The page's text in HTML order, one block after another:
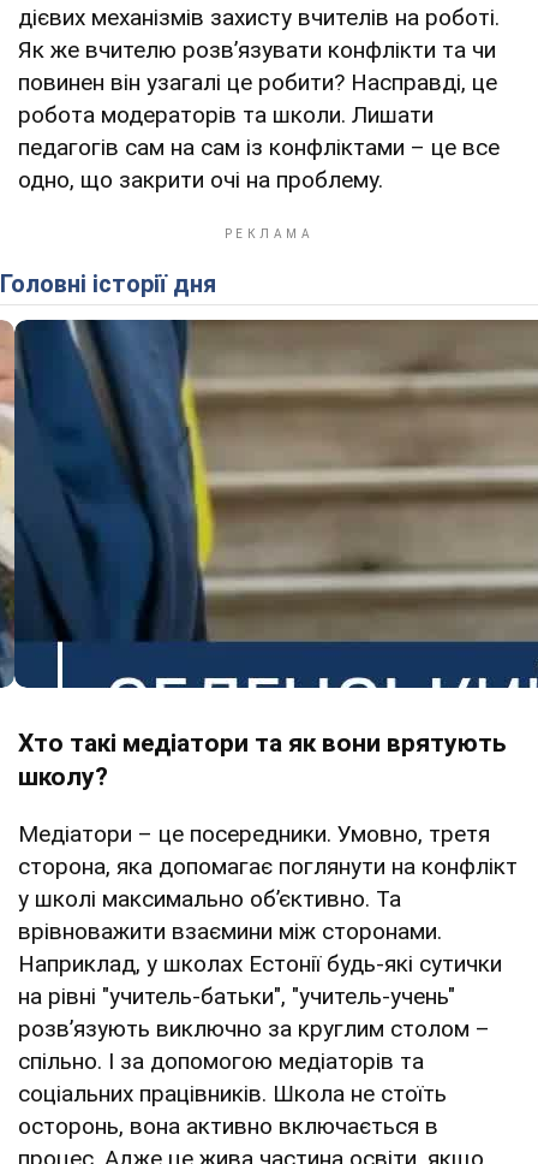
дієвих механізмів захисту вчителів на роботі.
Як же вчителю розв’язувати конфлікти та чи
повинен він узагалі це робити? Насправді, це
робота модераторів та школи. Лишати
педагогів сам на сам із конфліктами – це все
одно, що закрити очі на проблему.
Головні історії дня
Хто такі медіатори та як вони врятують
школу?
Медіатори – це посередники. Умовно, третя
сторона, яка допомагає поглянути на конфлікт
у школі максимально об’єктивно. Та
врівноважити взаємини між сторонами.
Наприклад, у школах Естонії будь-які сутички
на рівні "учитель-батьки", "учитель-учень"
розв’язують виключно за круглим столом –
спільно. І за допомогою медіаторів та
соціальних працівників. Школа не стоїть
осторонь, вона активно включається в
процес. Адже це жива частина освіти, якщо